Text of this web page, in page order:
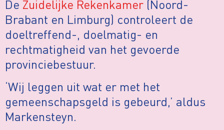
De Zuidelijke Rekenkamer (Noord-
Brabant en Limburg) controleert de
doeltreffend-, doelmatig- en
rechtmatigheid van het gevoerde
provinciebestuur.
‘Wij leggen uit wat er met het
gemeenschapsgeld is gebeurd,’ aldus
Markensteyn.